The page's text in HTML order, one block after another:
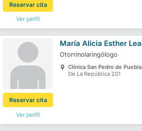
Ver perfil
Reservar cita
Ver perfil
Reservar cita
María Alicia Esther
Otorrinolaringólogo
Clínica San Pedro de
De La República 201